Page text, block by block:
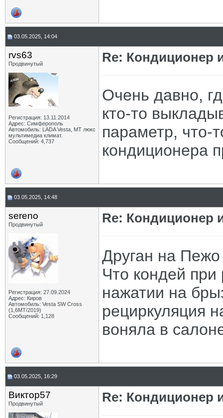
03.05.2025, 14:04
rvs63
Продвинутый
Регистрация: 13.11.2014
Адрес: Симферополь
Автомобиль: LADA Vesta, МТ люкс
мультимедиа климат.
Сообщений: 4,737
Re: Кондиционер
Очень давно,
кто-то
параметр, что-
кондиционера
03.05.2025, 14:48
sereno
Продвинутый
Регистрация: 27.09.2024
Адрес: Киров
Автомобиль: Vesta SW Cross
(1,6МТ/2019)
Сообщений: 1,128
Re: Кондиционер
Друган на
Что кондей при
нажатии на
рециркуляция
воняла в
03.05.2025, 16:29
Виктор57
Продвинутый Re: Кондиционер